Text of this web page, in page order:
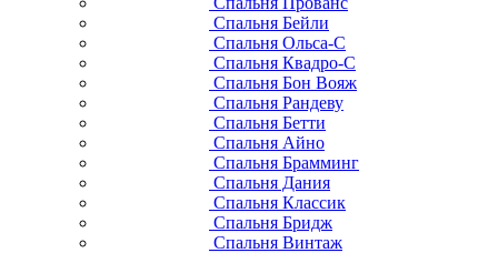
Спальня Бейли
Спальня Ольса-С
Спальня Квадро-С
Спальня Бон Вояж
Спальня Рандеву
Спальня Бетти
Спальня Айно
Спальня Брамминг
Спальня Дания
Спальня Классик
Спальня Бридж
Спальня Винтаж